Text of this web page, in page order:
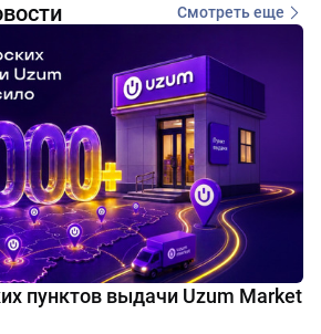
Смотреть еще
пунктов выдачи Uzum Market